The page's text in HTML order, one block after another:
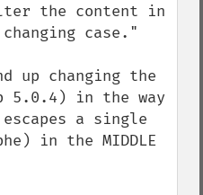
the content in
case."
up changing the
5.0.4) in the way
a single
in the MIDDLE